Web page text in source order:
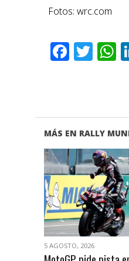
Fotos: wrc.com
MÁS EN RALLY
VER NOTA
5 AGOSTO, 2026